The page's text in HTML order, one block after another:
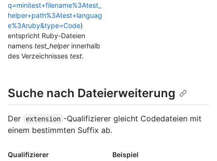
q=minitest+filename%3Atest_
helper+path%3Atest+languag
e%3Aruby&type=Code)
entspricht Ruby-Dateien
namens test_helperinnerhalb
des Verzeichnisses test.
Suche nach Dateierweiterung
Der extension -Qualifizierer gleicht Codedateien mit
einem bestimmten Suffix ab.
Qualifizierer Beispiel